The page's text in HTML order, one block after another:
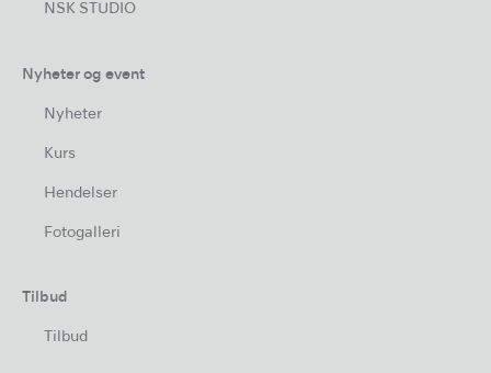
NSK STUDIO
Nyheter og event
Nyheter
Kurs
Hendelser
Fotogalleri
Tilbud
Tilbud